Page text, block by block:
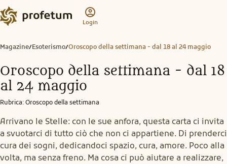
Login
Magazine/Esoterismo/Oroscopo della settimana - dal 18 al 24 maggio
Oroscopo della settimana - dal 18
al 24 maggio
Rubrica: Oroscopo della settimana
Arrivano le Stelle: con le sue anfora, questa carta ci invita
a svuotarci di tutto ciò che non ci appartiene. Di prenderci
cura dei sogni, dedicandoci spazio, cura, amore. Poco alla
volta, ma senza freno. Ma cosa ci può aiutare a realizzare,